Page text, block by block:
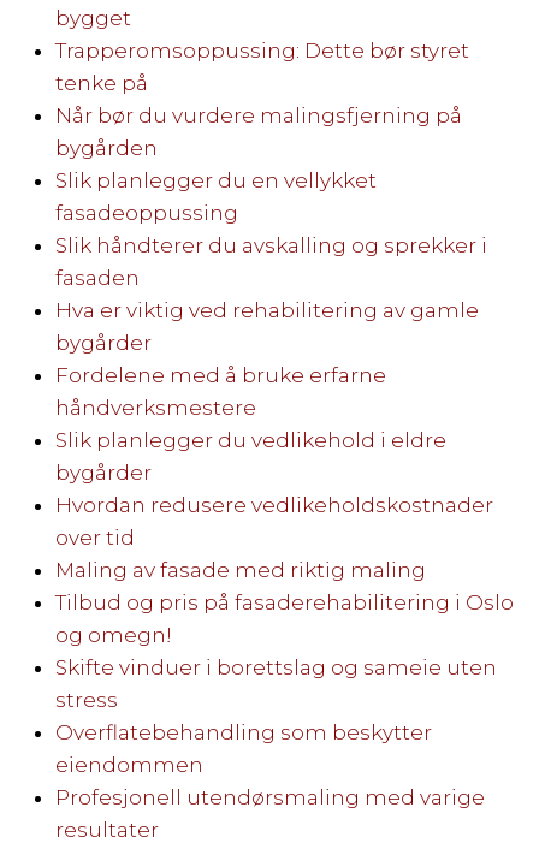
bygget
Trapperomsoppussing: Dette bør styret
tenke på
Når bør du vurdere malingsfjerning på
bygården
Slik planlegger du en vellykket
fasadeoppussing
Slik håndterer du avskalling og sprekker i
fasaden
Hva er viktig ved rehabilitering av gamle
bygårder
Fordelene med å bruke erfarne
håndverksmestere
Slik planlegger du vedlikehold i eldre
bygårder
Hvordan redusere vedlikeholdskostnader
over tid
Maling av fasade med riktig maling
Tilbud og pris på fasaderehabilitering i Oslo
og omegn!
Skifte vinduer i borettslag og sameie uten
stress
Overflatebehandling som beskytter
eiendommen
Profesjonell utendørsmaling med varige
resultater